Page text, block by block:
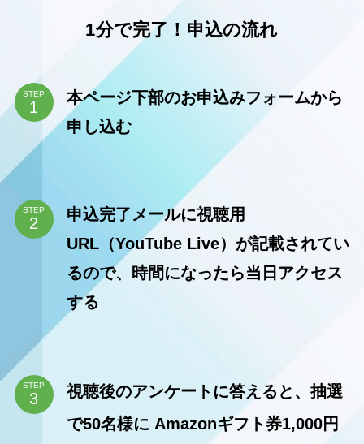
1分で完了！申込の流れ
STEP
本ページ下部のお申込みフォームから
申し込む
STEP
申込完了メールに視聴用
URL（YouTube Live）が記載されてい
るので、時間になったら当日アクセス
する
STEP
視聴後のアンケートに答えると、抽選
で50名様に Amazonギフト券1,000円